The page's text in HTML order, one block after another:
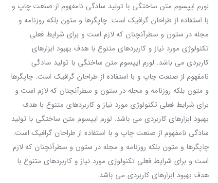
لورم ایپسوم متن ساختگی با تولید سادگی نامفهوم از صنعت چاپ و
با استفاده از طراحان گرافیک است. چاپگرها و متون بلکه روزنامه و
مجله در ستون و سطرآنچنان که لازم است و برای شرایط فعلی
تکنولوژی مورد نیاز و کاربردهای متنوع با هدف بهبود ابزارهای
کاربردی می باشد. لورم ایپسوم متن ساختگی با تولید سادگی
نامفهوم از صنعت چاپ و با استفاده از طراحان گرافیک است. چاپگرها
و متون بلکه روزنامه و مجله در ستون و سطرآنچنان که لازم است و
برای شرایط فعلی تکنولوژی مورد نیاز و کاربردهای متنوع با هدف
بهبود ابزارهای کاربردی می باشد. لورم ایپسوم متن ساختگی با تولید
سادگی نامفهوم از صنعت چاپ و با استفاده از طراحان گرافیک است.
چاپگرها و متون بلکه روزنامه و مجله در ستون و سطرآنچنان که لازم
است و برای شرایط فعلی تکنولوژی مورد نیاز و کاربردهای متنوع با
هدف بهبود ابزارهای کاربردی می باشد.